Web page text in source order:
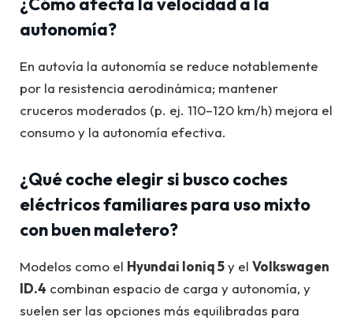
autonomía?
En autovía la autonomía se reduce notablemente
por la resistencia aerodinámica; mantener
cruceros moderados (p. ej. 110–120 km/h) mejora el
consumo y la autonomía efectiva.
¿Qué coche elegir si buscocoches
eléctricos familiares para uso mixto
con buen maletero?
Modelos como el Hyundai Ioniq 5y el Volkswagen
ID.4 combinan espacio de carga y autonomía, y
suelen ser las opciones más equilibradas para